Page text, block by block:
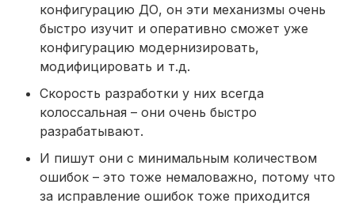
конфигурацию ДО, он эти механизмы очень
быстро изучит и оперативно сможет уже
конфигурацию модернизировать,
модифицировать и т.д.
Скорость разработки у них всегда
колоссальная – они очень быстро
разрабатывают.
И пишут они с минимальным количеством
ошибок – это тоже немаловажно, потому что
за исправление ошибок тоже приходится